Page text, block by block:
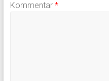
Kommentar *